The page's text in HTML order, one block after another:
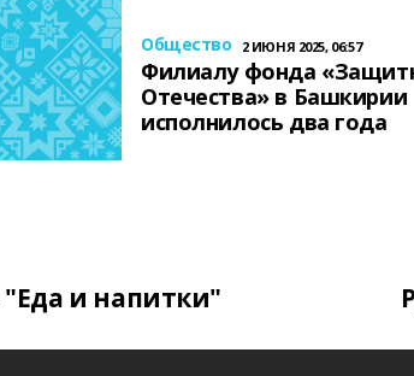
Общество 2 ИЮНЯ 2025, 06:57
Филиалу фонда
Отечества» в Башкирии
исполнилось два года
"Еда и напитки"